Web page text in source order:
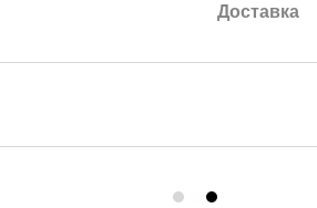
Доставка